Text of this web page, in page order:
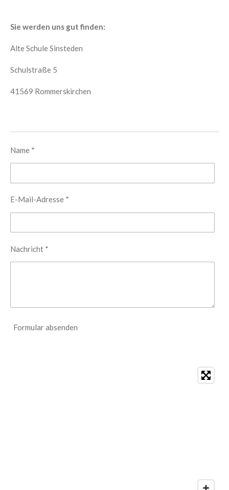
Sie werden uns gut finden:
Alte Schule Sinsteden
Schulstraße 5
41569 Rommerskirchen
Name *
E-Mail-Adresse *
Nachricht *
Formular absenden